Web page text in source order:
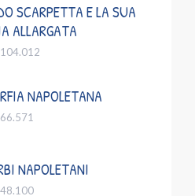
SCARPETTA E LA SUA
ALLARGATA
NAPOLETANA
NAPOLETANI